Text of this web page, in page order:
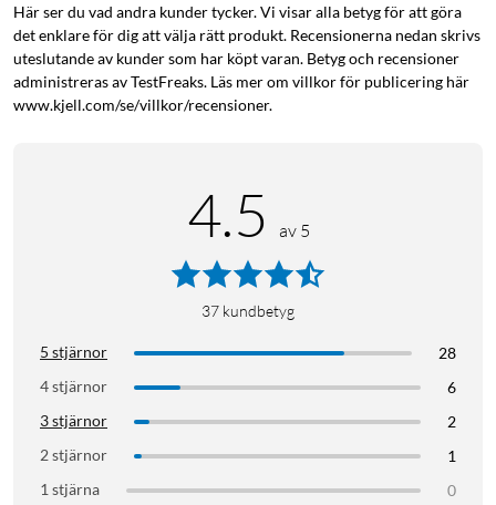
med självförtroende veta att din telefon är skyddad, utan att
göra avkall på ett enda dugg av stil eller funktion.
Här ser du vad andra kunder tycker. Vi visar alla betyg för att göra
det enklare för dig att välja rätt produkt. Recensionerna nedan skrivs
uteslutande av kunder som har köpt varan. Betyg och recensioner
administreras av TestFreaks. Läs mer om villkor för publicering här
www.kjell.com/se/villkor/recensioner.
4.5 av 5
37 kundbetyg
5 stjärnor
28
4 stjärnor
6
3 stjärnor
2
2 stjärnor
1
1 stjärna
0